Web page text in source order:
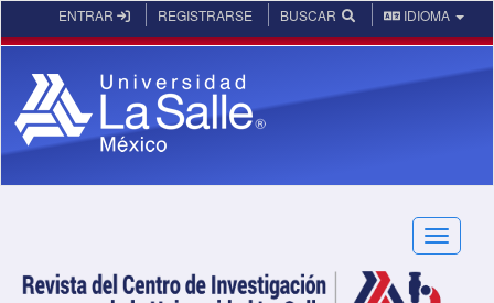
Navegación principal
Contenido principal
ENTRAR REGISTRARSE BUSCAR IDIOMA
Toggle